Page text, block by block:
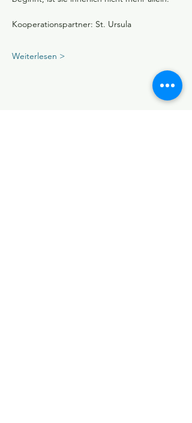
Kooperationspartner: St. Ursula
Weiterlesen >